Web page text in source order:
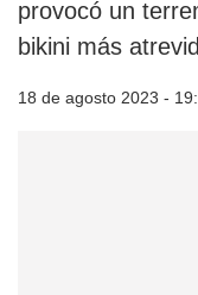
provocó un
bikini más
18 de agosto 2023 -